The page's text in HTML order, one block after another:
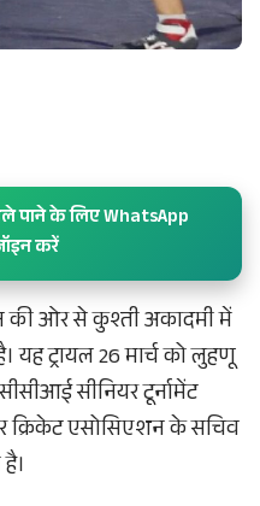
पाने के लिए WhatsApp
करें
की ओर से कुश्ती अकादमी में
यह ट्रायल 26 मार्च को लुहणू
सीनियर टूर्नामेंट
क्रिकेट एसोसिएशन के सचिव